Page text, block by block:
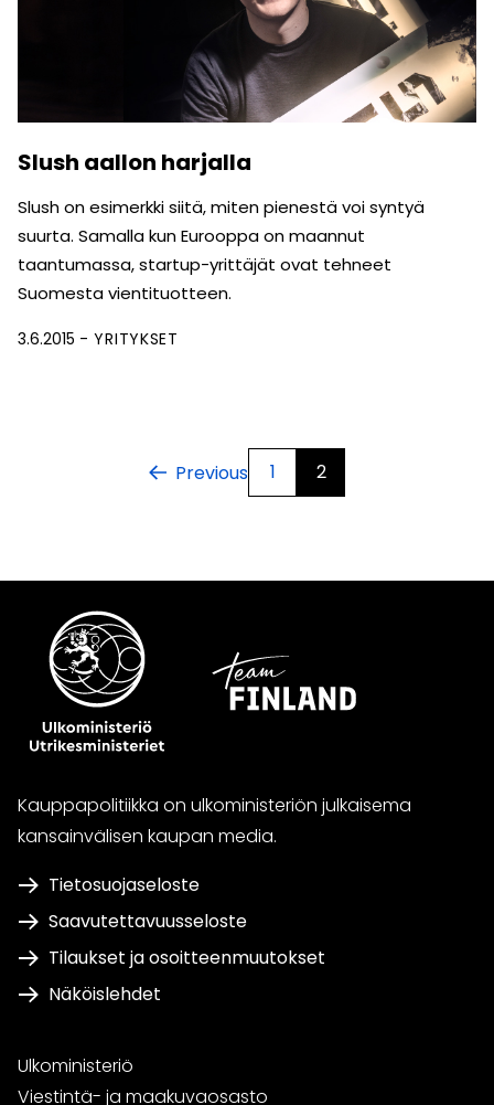
Slush aallon harjalla
Slush on esimerkki siitä, miten pienestä voi syntyä
suurta. Samalla kun Eurooppa on maannut
taantumassa, startup-yrittäjät ovat tehneet
Suomesta vientituotteen.
3.6.2015 YRITYKSET
Previous 1 2
Kauppapolitiikka on ulkoministeriön julkaisema
kansainvälisen kaupan media.
Tietosuojaseloste
Saavutettavuusseloste
Tilaukset ja osoitteenmuutokset
Näköislehdet
Ulkoministeriö
Viestintä- ja maakuvaosasto